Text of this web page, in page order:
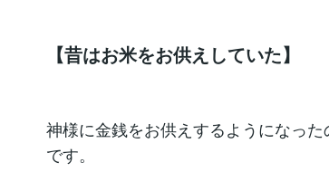
【昔はお米をお供えしていた】
神様に金銭をお供えするようになっ
です。